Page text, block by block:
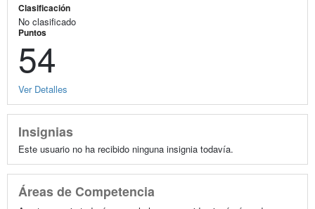
Clasificación
No clasificado
Puntos
54
Ver Detalles
Insignias
Este usuario no ha recibido ninguna insignia todavía.
Áreas de Competencia